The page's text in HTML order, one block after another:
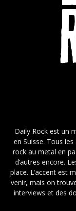
Daily Rock est un
en Suisse. Tous
rock au metal en
d’autres encore.
place. L’accent est
venir, mais on
interviews et des